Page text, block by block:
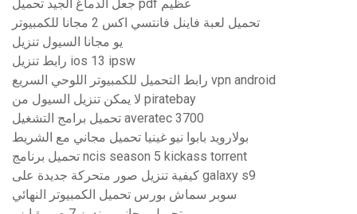
جعل الدماغ الجيد تحميل pdf عظيم
تحميل لعبة فاينل فانتسي اكس 2 مجانا للكمبيوتر
يو مجانا السيول تنزيل
رابط تنزيل ios 13 ipsw
رابط التحميل للكمبيوتر اللوحي السريع vpn android
لا يمكن تنزيل السيول من piratebay
تحميل برامج التشغيل averatec 3700
بولارويد بابوا نيو غينيا تحميل مجاني مع الشريط
تحميل برنامج ncis season 5 kickass torrent
كيفية تنزيل صور متحركة جديدة على galaxy s9
سوبر سماش بورس تحميل الكمبيوتر النهائي